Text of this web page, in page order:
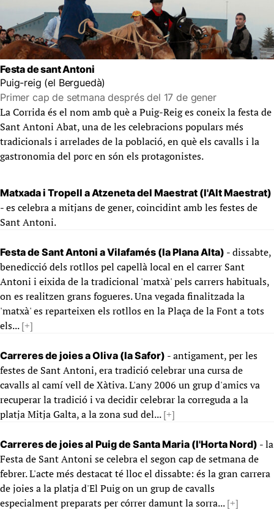
Festa de sant Antoni
Puig-reig (el Berguedà)
Primer cap de setmana després del 17 de gener
La Corrida és el nom amb què a Puig-Reig es coneix la festa de
Sant Antoni Abat, una de les celebracions populars més
tradicionals i arrelades de la població, en què els cavalls i la
gastronomia del porc en són els protagonistes.
Matxada i Tropell a Atzeneta del Maestrat (l'Alt Maestrat)
- es celebra a mitjans de gener, coincidint amb les festes de
Sant Antoni.
Festa de Sant Antoni a Vilafamés (la Plana Alta) - dissabte,
benedicció dels rotllos pel capellà local en el carrer Sant
Antoni i eixida de la tradicional 'matxà' pels carrers habituals,
on es realitzen grans fogueres. Una vegada finalitzada la
'matxà' es reparteixen els rotllos en la Plaça de la Font a tots
els...[+]
Carreres de joies a Oliva (la Safor) - antigament, per les
festes de Sant Antoni, era tradició celebrar una cursa de
cavalls al camí vell de Xàtiva. L'any 2006 un grup d'amics va
recuperar la tradició i va decidir celebrar la correguda a la
platja Mitja Galta, a la zona sud del...[+]
Carreres de joies al Puig de Santa Maria (l'Horta Nord) - la
Festa de Sant Antoni se celebra el segon cap de setmana de
febrer. L'acte més destacat té lloc el dissabte: és la gran carrera
de joies a la platja d'El Puig on un grup de cavalls
especialment preparats per córrer damunt la sorra...[+]